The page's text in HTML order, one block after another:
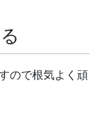
ので根気よく頑